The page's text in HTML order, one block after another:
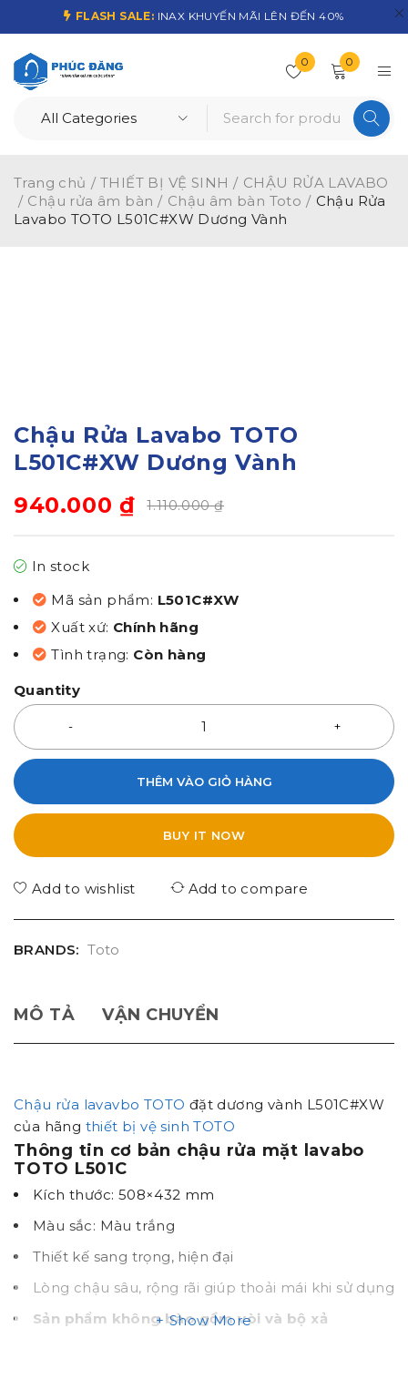
FLASH SALE: INAX KHUYẾN MÃI LÊN ĐẾN 40%
0 0
Trang chủ / THIẾT BỊ VỆ SINH / CHẬU RỬA LAVABO
/ Chậu rửa âm bàn / Chậu âm bàn Toto / Chậu Rửa
Lavabo TOTO L501C#XW Dương Vành
Chậu Rửa Lavabo TOTO
L501C#XW Dương Vành
1.110.000₫
940.000 ₫
In stock
Mã sản phẩm: L501C#XW
Xuất xứ: Chính hãng
Tình trạng: Còn hàng
Quantity
THÊM VÀO GIỎ HÀNG
BUY IT NOW
Add to wishlist Add to compare
BRANDS: Toto
MÔ TẢ VẬN CHUYỂN
Chậu rửa lavavbo TOTO đặt dương vành L501C#XW
của hãng thiết bị vệ sinh TOTO
Thông tin cơ bản chậu rửa mặt lavabo
TOTO L501C
Kích thước: 508×432 mm
Màu sắc: Màu trắng
Thiết kế sang trọng, hiện đại
Lòng chậu sâu, rộng rãi giúp thoải mái khi sử dụng
Sản phẩm không bào gồm vòi và bộ xả
Show More